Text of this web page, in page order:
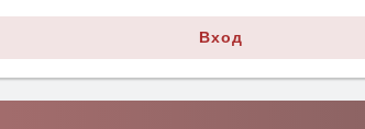
Вход